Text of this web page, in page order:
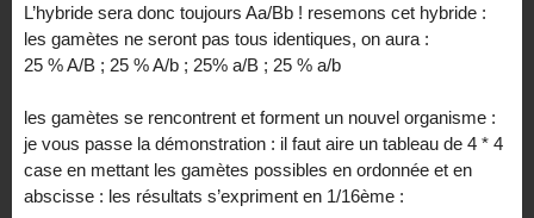
L’hybride sera donc toujours Aa/Bb ! resemons cet hybride :
les gamètes ne seront pas tous identiques, on aura :
25 % A/B ; 25 % A/b ; 25% a/B ; 25 % a/b
les gamètes se rencontrent et forment un nouvel organisme :
je vous passe la démonstration : il faut aire un tableau de 4 * 4
case en mettant les gamètes possibles en ordonnée et en
abscisse : les résultats s’expriment en 1/16ème :